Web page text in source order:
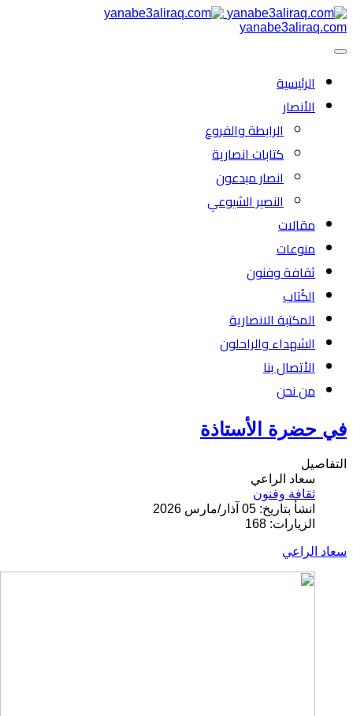
yanabe3aliraq.com
الرئیسية
الأنصار
الرابطة والفروع
كتابات انصارية
انصار مبدعون
النصیر الشیوعي
مقالات
منوعات
ثقافة وفنون
الكُتاب
المكتبة الانصارية
الشهداء والراحلون
الأتصال بنا
من نحن
في حضرة الأستاذة
التفاصيل
سعاد الراعي
ثقافة وفنون
انشأ بتاريخ: 05 آذار/مارس 2026
الزيارات: 168
سعاد الراعي